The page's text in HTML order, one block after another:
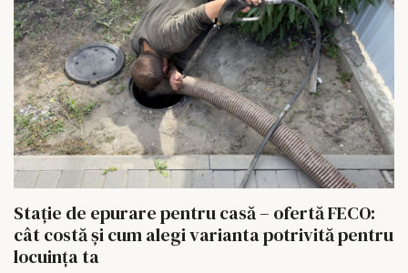
Stație de epurare pentru casă – ofertă FECO:
cât costă și cum alegi varianta potrivită pentru
locuința ta